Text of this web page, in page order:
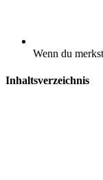
Wenn du
Inhaltsverzeichnis